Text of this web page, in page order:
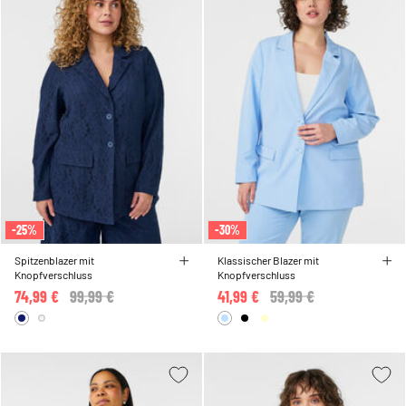
-25%
Spitzenblazer mit
Knopfverschluss
Price reduced from
99,99 €
74,99 €
-30%
Klassischer Blazer mit
Knopfverschluss
Price reduced from
59,99 €
41,99 €